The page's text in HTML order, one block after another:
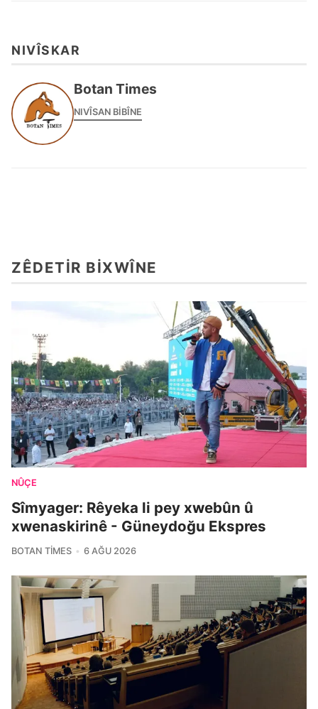
NIVÎSKAR
Botan Times
NIVÎSAN BIBÎNE
ZÊDETIR BIXWÎNE
NÛÇE
Sîmyager: Rêyeka li pey xwebûn û
xwenaskirinê - Güneydoğu Ekspres
BOTAN TIMES 6 AĞU 2026